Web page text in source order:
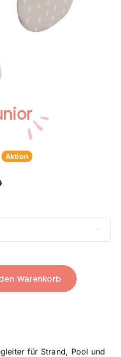
Aktion
Ursprünglicher
CHF 22.90
Aktueller
CHF 15.00.
Warenkorb
für Strand, Pool und